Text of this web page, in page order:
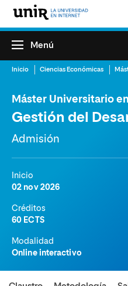
Menú
Inicio Ciencias Económicas
Máster Universitario en
Gestión del
Admisión
Inicio
02 nov 2026
Créditos
60 ECTS
Modalidad
Online interactivo